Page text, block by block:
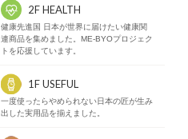
2F HEALTH
健康先進国 日本が世界に届けたい健康関
連商品を集めました。ME-BYOプロジェク
トを応援しています。
1F USEFUL
一度使ったらやめられない日本の匠が生み
出した実用品を揃えました。